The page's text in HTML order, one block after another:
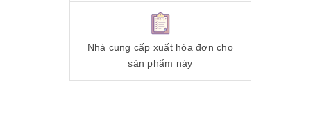
Nhà cung cấp xuất hóa đơn cho
sản phẩm này